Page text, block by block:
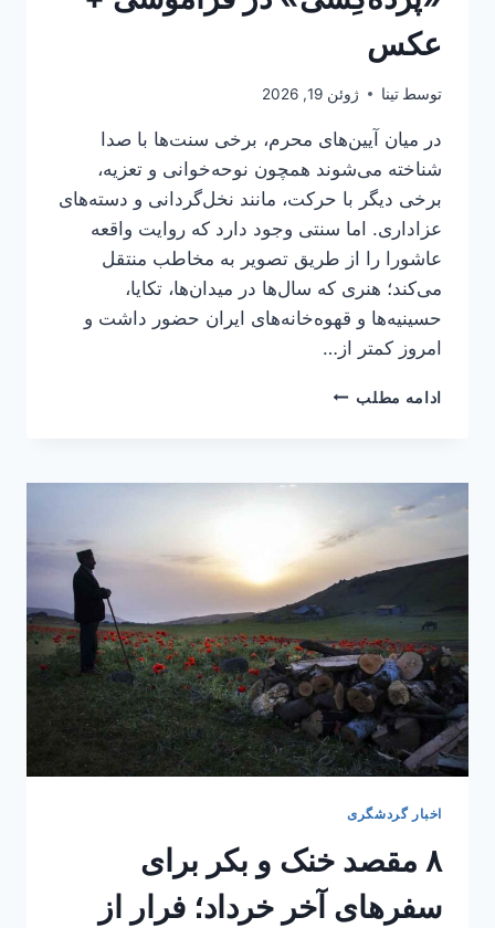
عکس
توسط تینا ژوئن 19, 2026
در میان آیین‌های محرم، برخی سنت‌ها با صدا
شناخته می‌شوند همچون نوحه‌خوانی و تعزیه،
برخی دیگر با حرکت، مانند نخل‌گردانی و دسته‌های
عزاداری. اما سنتی وجود دارد که روایت واقعه
عاشورا را از طریق تصویر به مخاطب منتقل
می‌کند؛ هنری که سال‌ها در میدان‌ها، تکایا،
حسینیه‌ها و قهوه‌خانه‌های ایران حضور داشت و
امروز کمتر از…
ادامه مطلب «پرده‌کِشی»
عکس
اخبار گردشگری
۸ مقصد خنک و بکر برای
سفرهای آخر خرداد؛ فرار از